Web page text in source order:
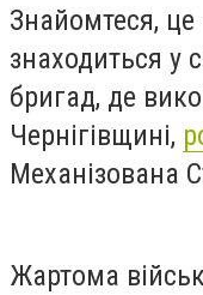
Знайомтеся, це
знаходиться у
бригад, де
Чернігівщині,
Механізована
Жартома